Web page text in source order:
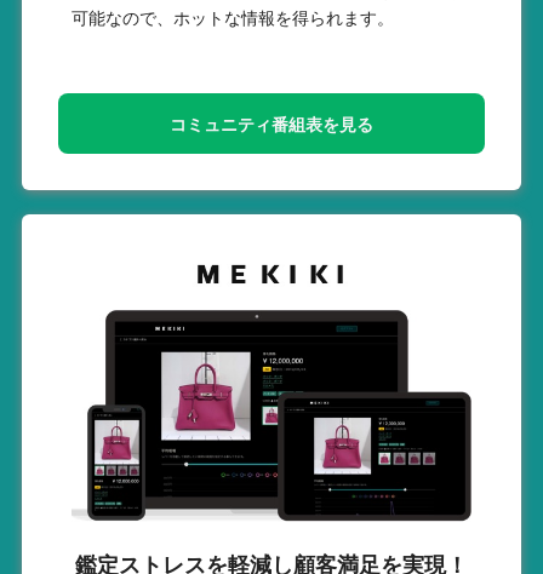
可能なので、ホットな情報を得られます。
コミュニティ番組表を見る
鑑定ストレスを軽減し顧客満足を実現！